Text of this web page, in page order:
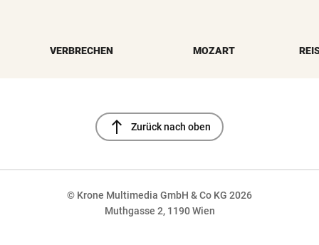
VERBRECHEN MOZART
north Zurück nach oben
© Krone Multimedia GmbH & Co KG 2026
Muthgasse 2, 1190 Wien